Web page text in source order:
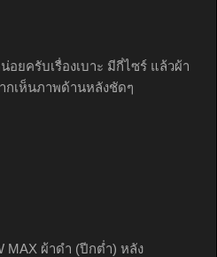
อยครับเรื่องเบาะ มีกี่ไซร์ แล้วผ้า
กเห็นภาพด้านหลังชัดๆ
MAX ผ้าดำ (ปีกต่ำ) หลัง